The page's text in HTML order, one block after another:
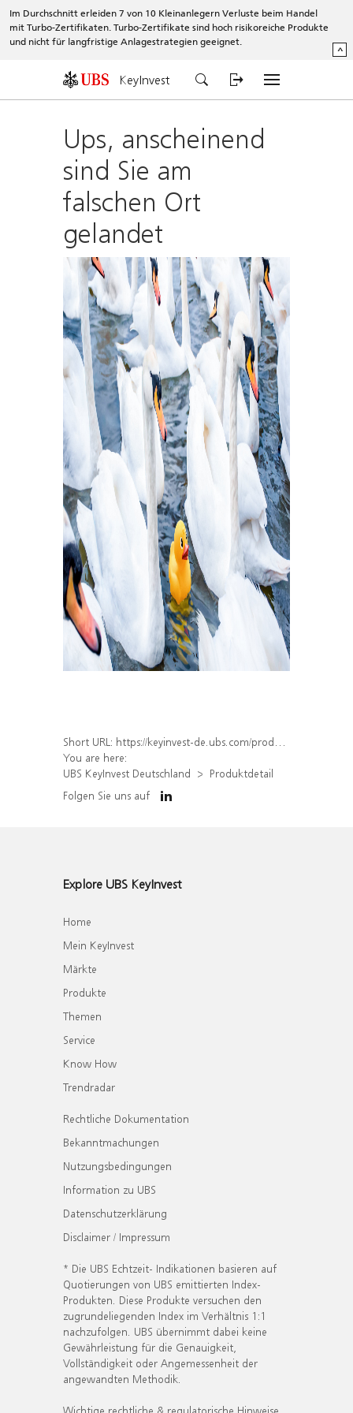
Im Durchschnitt erleiden 7 von 10 Kleinanlegern Verluste beim Handel
mit Turbo-Zertifikaten. Turbo-Zertifikate sind hoch risikoreiche Produkte
und nicht für langfristige Anlagestrategien geeignet.
^
KeyInvest
Ups, anscheinend
sind Sie am
falschen Ort
gelandet
Short URL: https://keyinvest-de.ubs.com/produkt/detail/index/isin/DE000WA7N0B4
You are here:
UBS KeyInvest Deutschland
Produktdetail
Folgen Sie uns auf
Explore UBS KeyInvest
Home
Mein KeyInvest
Märkte
Produkte
Themen
Service
Know How
Trendradar
Rechtliche Dokumentation
Bekanntmachungen
Nutzungsbedingungen
Information zu UBS
Datenschutzerklärung
Disclaimer / Impressum
* Die UBS Echtzeit- Indikationen basieren auf
Quotierungen von UBS emittierten Index-
Produkten. Diese Produkte versuchen den
zugrundeliegenden Index im Verhältnis 1:1
nachzufolgen. UBS übernimmt dabei keine
Gewährleistung für die Genauigkeit,
Vollständigkeit oder Angemessenheit der
angewandten Methodik.